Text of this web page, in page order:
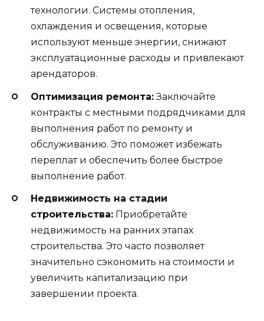
технологии. Системы отопления,
охлаждения и освещения, которые
используют меньше энергии, снижают
эксплуатационные расходы и привлекают
арендаторов.
Оптимизация ремонта:Заключайте
контракты с местными подрядчиками для
выполнения работ по ремонту и
обслуживанию. Это поможет избежать
переплат и обеспечить более быстрое
выполнение работ.
Недвижимость на стадии
строительства: Приобретайте
недвижимость на ранних этапах
строительства. Это часто позволяет
значительно сэкономить на стоимости и
увеличить капитализацию при
завершении проекта.